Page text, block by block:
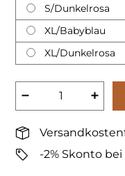
S/Dunkelrosa
XL/Babyblau
XL/Dunkelrosa
− +
-2% Skonto